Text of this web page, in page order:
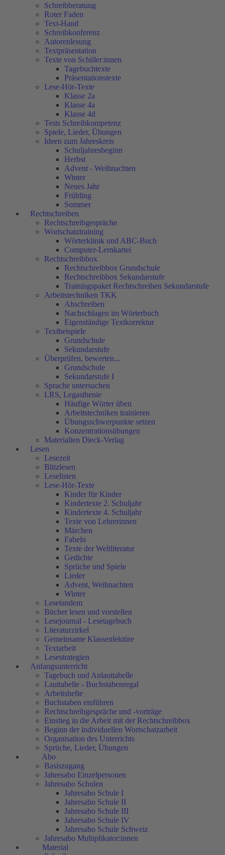
Schreibberatung
Roter Faden
Text-Hand
Schreibkonferenz
Autorenlesung
Textpräsentation
Texte von Schüler:innen
Tagebuchtexte
Präsentationstexte
Lese-Hör-Texte
Klasse 2a
Klasse 4a
Klasse 4d
Tests Schreibkompetenz
Spiele, Lieder, Übungen
Ideen zum Jahreskreis
Schuljahresbeginn
Herbst
Advent - Weihnachten
Winter
Neues Jahr
Frühling
Sommer
Rechtschreiben
Rechtschreibgespräche
Wortschatztraining
Wörterklinik und ABC-Buch
Computer-Lernkartei
Rechtschreibbox
Rechtschreibbox Grundschule
Rechtschreibbox Sekundarstufe
Trainingspaket Rechtschreiben Sekundarstufe
Arbeitstechniken TKK
Abschreiben
Nachschlagen im Wörterbuch
Eigenständige Textkorrektur
Textbeispiele
Grundschule
Sekundarstufe
Überprüfen, bewerten...
Grundschule
Sekundarstufe I
Sprache untersuchen
LRS, Legasthenie
Häufige Wörter üben
Arbeitstechniken trainieren
Übungsschwerpunkte setzen
Konzentrationsübungen
Materialien Dieck-Verlag
Lesen
Lesezeit
Blitzlesen
Leselisten
Lese-Hör-Texte
Kinder für Kinder
Kindertexte 2. Schuljahr
Kindertexte 4. Schuljahr
Texte von Lehrerinnen
Märchen
Fabeln
Texte der Weltliteratur
Gedichte
Sprüche und Spiele
Lieder
Advent, Weihnachten
Winter
Lesetandem
Bücher lesen und vorstellen
Lesejournal - Lesetagebuch
Literaturzirkel
Gemeinsame Klassenlektüre
Textarbeit
Lesestrategien
Anfangsunterricht
Tagebuch und Anlauttabelle
Lauttabelle - Buchstabenregal
Arbeitshefte
Buchstaben einführen
Rechtschreibgespräche und -vorträge
Einstieg in die Arbeit mit der Rechtschreibbox
Beginn der individuellen Wortschatzarbeit
Organisation des Unterrichts
Sprüche, Lieder, Übungen
Abo
Basiszugang
Jahresabo Einzelpersonen
Jahresabo Schulen
Jahresabo Schule I
Jahresabo Schule II
Jahresabo Schule III
Jahresabo Schule IV
Jahresabo Schule Schweiz
Jahresabo Multiplikator:innen
Material